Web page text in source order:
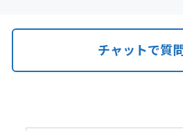
チャットで質